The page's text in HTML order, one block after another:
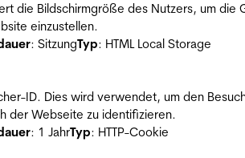
die Bildschirmgröße des Nutzers, um die
einzustellen.
: SitzungTyp: HTML Local Storage
ID. Dies wird verwendet, um den
der Webseite zu identifizieren.
: 1 JahrTyp: HTTP-Cookie